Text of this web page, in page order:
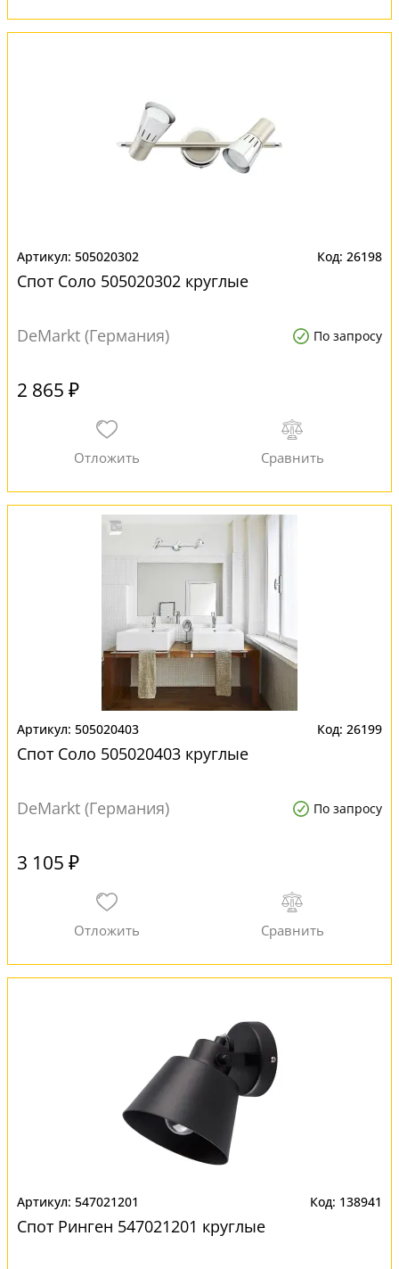
505020302 26198
Спот Соло 505020302 круглые
DeMarkt (Германия) По запросу
2 865 ₽
505020403 26199
Спот Соло 505020403 круглые
DeMarkt (Германия) По запросу
3 105 ₽
547021201 138941
Спот Ринген 547021201 круглые